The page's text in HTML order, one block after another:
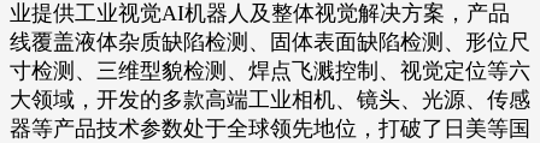
业提供工业视觉AI机器人及整体视觉解决方案，产品
线覆盖液体杂质缺陷检测、固体表面缺陷检测、形位尺
寸检测、三维型貌检测、焊点飞溅控制、视觉定位等六
大领域，开发的多款高端工业相机、镜头、光源、传感
器等产品技术参数处于全球领先地位，打破了日美等国